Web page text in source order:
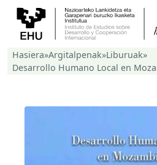
Hasiera»Argitalpenak»Liburuak»
Desarrollo Humano Local en